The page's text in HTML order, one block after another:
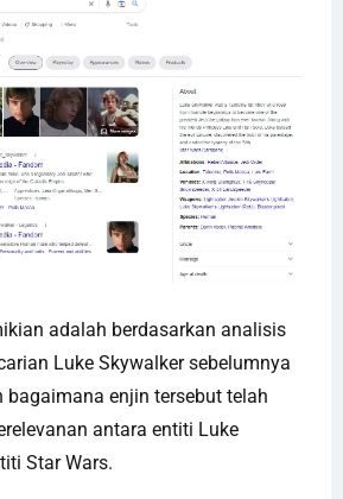
adalah berdasarkan analisis
Luke Skywalker sebelumnya
bagaimana enjin tersebut telah
antara entiti Luke
Star Wars.